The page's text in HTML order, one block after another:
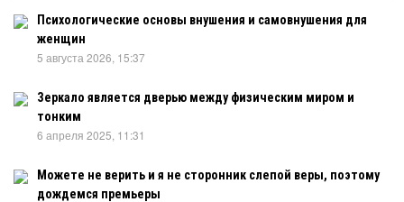
Психологические основы внушения и самовнушения для
женщин
5 августа 2026, 15:37
Зеркало является дверью между физическим миром и
тонким
6 апреля 2025, 11:31
Можете не верить и я не сторонник слепой веры, поэтому
дождемся премьеры